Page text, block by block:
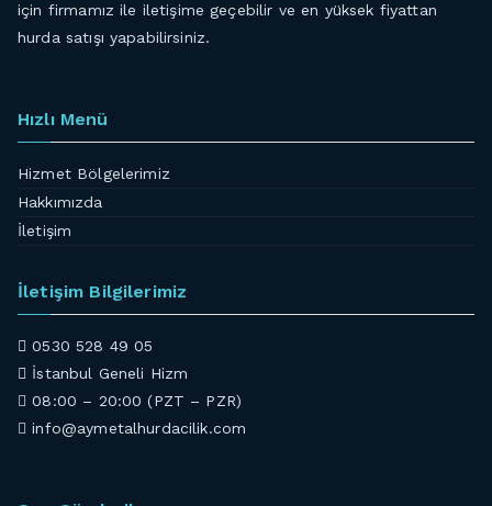
için firmamız ile iletişime geçebilir ve en yüksek fiyattan
hurda satışı yapabilirsiniz.
Hızlı Menü
Hizmet Bölgelerimiz
Hakkımızda
İletişim
İletişim Bilgilerimiz
0530 528 49 05
İstanbul Geneli Hizm
08:00 – 20:00 (PZT – PZR)
info@aymetalhurdacilik.com